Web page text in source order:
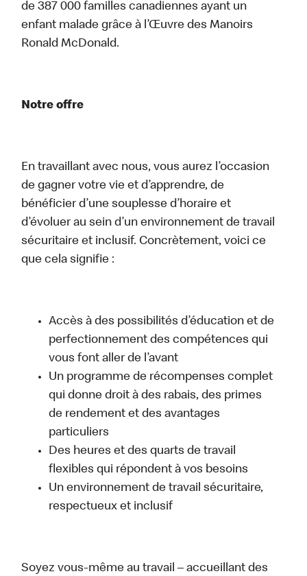
de 387 000 familles canadiennes ayant un
enfant malade grâce à l’Œuvre des Manoirs
Ronald McDonald.
Notre offre
En travaillant avec nous, vous aurez l’occasion
de gagner votre vie et d’apprendre, de
bénéficier d’une souplesse d’horaire et
d’évoluer au sein d’un environnement de travail
sécuritaire et inclusif. Concrètement, voici ce
que cela signifie :
Accès à des possibilités d’éducation et de
perfectionnement des compétences qui
vous font aller de l’avant
Un programme de récompenses complet
qui donne droit à des rabais, des primes
de rendement et des avantages
particuliers
Des heures et des quarts de travail
flexibles qui répondent à vos besoins
Un environnement de travail sécuritaire,
respectueux et inclusif
Soyez vous-même au travail – accueillant des